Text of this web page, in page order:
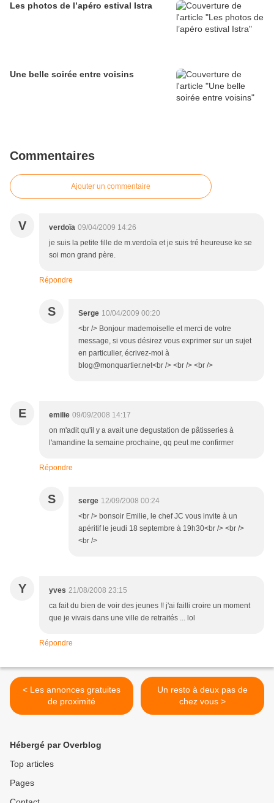
Les photos de l’apéro estival Istra
Une belle soirée entre voisins
Commentaires
Ajouter un commentaire
V verdoïa 09/04/2009 14:26
je suis la petite fille de m.verdoïa et je suis tré heureuse ke se
soi mon grand père.
Répondre
S Serge 10/04/2009 00:20
<br /> Bonjour mademoiselle et merci de votre
message, si vous désirez vous exprimer sur un sujet
en particulier, écrivez-moi à
blog@monquartier.net<br /> <br /> <br />
E emilie 09/09/2008 14:17
on m'adit qu'il y a avait une degustation de pâtisseries à
l'amandine la semaine prochaine, qq peut me confirmer
Répondre
S serge 12/09/2008 00:24
<br /> bonsoir Emilie, le chef JC vous invite à un
apéritif le jeudi 18 septembre à 19h30<br /> <br />
<br />
Y yves 21/08/2008 23:15
ca fait du bien de voir des jeunes !! j'ai failli croire un moment
que je vivais dans une ville de retraités ... lol
Répondre
< Les annonces gratuites
de proximité
Un resto à deux pas de
chez vous >
Hébergé par Overblog
Top articles
Pages